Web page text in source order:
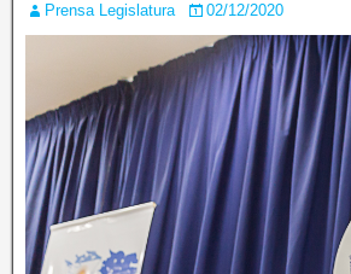
Prensa Legislatura 02/12/2020